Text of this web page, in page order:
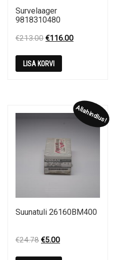
Survelaager
9818310480
€213.00 Original
was:
€213.00.
€116.00Current
LISA KORVI
Allahindlus!
Suunatuli 26160BM400
€24.78 Original
€5.00Current